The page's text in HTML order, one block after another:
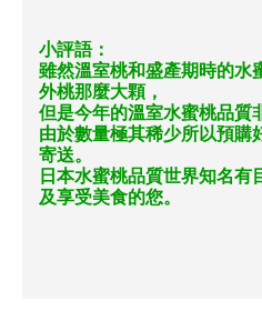
小評語：
雖然溫室桃和盛產期時的水
外桃那麼大顆，
但是今年的溫室水蜜桃品質
由於數量極其稀少所以預購
寄送。
日本水蜜桃品質世界知名有
及享受美食的您。